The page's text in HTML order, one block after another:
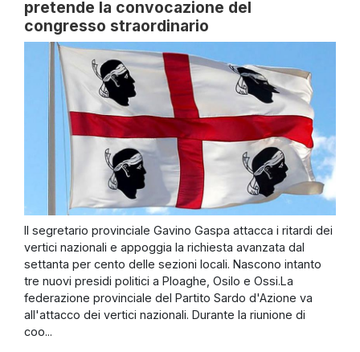
pretende la convocazione del
congresso straordinario
Il segretario provinciale Gavino Gaspa attacca i ritardi dei
vertici nazionali e appoggia la richiesta avanzata dal
settanta per cento delle sezioni locali. Nascono intanto
tre nuovi presidi politici a Ploaghe, Osilo e Ossi.La
federazione provinciale del Partito Sardo d'Azione va
all'attacco dei vertici nazionali. Durante la riunione di
coo...